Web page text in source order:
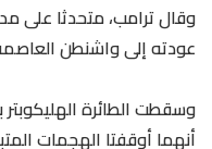
وقال ترامب، متحدثا على
عودته إلى واشنطن
وسقطت الطائرة
أنهما أوقفتا ⁠الهجمات